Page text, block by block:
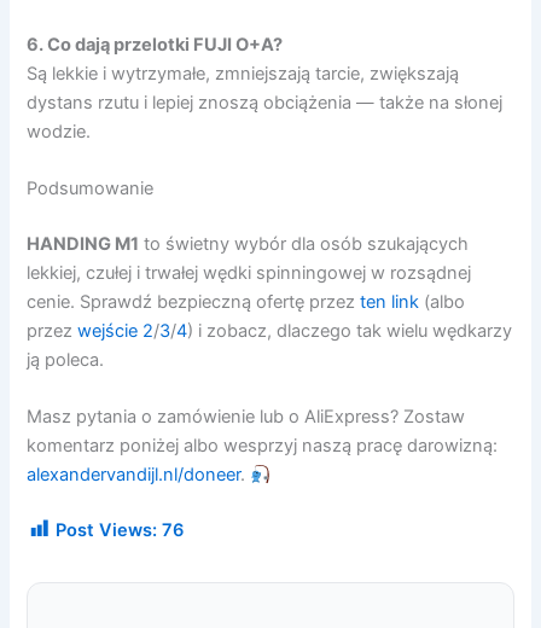
6. Co dają przelotki FUJI O+A?
Są lekkie i wytrzymałe, zmniejszają tarcie, zwiększają
dystans rzutu i lepiej znoszą obciążenia — także na słonej
wodzie.
Podsumowanie
HANDING M1 to świetny wybór dla osób szukających
lekkiej, czułej i trwałej wędki spinningowej w rozsądnej
cenie. Sprawdź bezpieczną ofertę przezten link (albo
przezwejście 2/3/4) i zobacz, dlaczego tak wielu wędkarzy
ją poleca.
Masz pytania o zamówienie lub o AliExpress? Zostaw
komentarz poniżej albo wesprzyj naszą pracę darowizną:
alexandervandijl.nl/doneer.
Post Views: 76